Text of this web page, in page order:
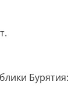
Бурятия: